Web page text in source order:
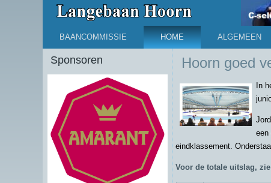
BAANCOMMISSIE HOME ALGEMEEN
Sponsoren Hoorn goed
In
een
eindklassement.
Voor de totale uitslag, zie